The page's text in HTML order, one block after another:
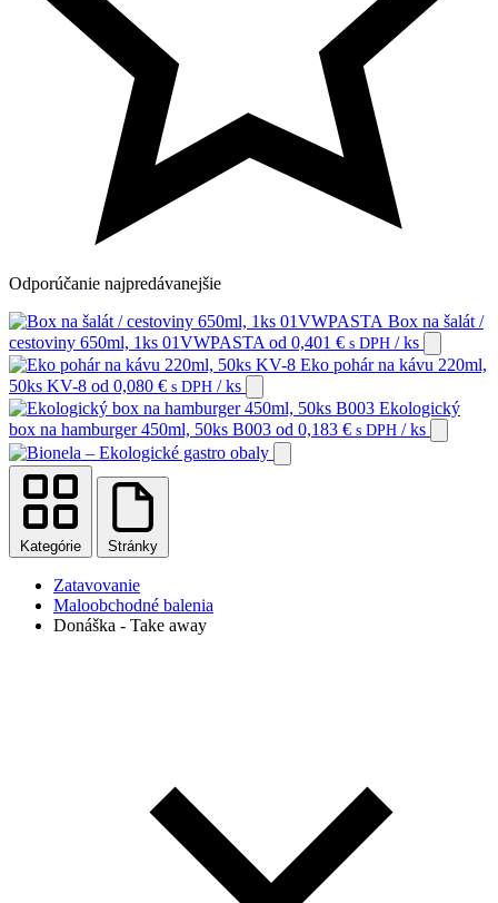
Odporúčanie najpredávanejšie
Box na šalát /
cestoviny 650ml, 1ks 01VWPASTA od 0,401 € s DPH / ks
Eko pohár na kávu 220ml,
50ks KV-8 od 0,080 € s DPH / ks
Ekologický
box na hamburger 450ml, 50ks B003 od 0,183 € s DPH / ks
Kategórie Stránky
Zatavovanie
Maloobchodné balenia
Donáška - Take away